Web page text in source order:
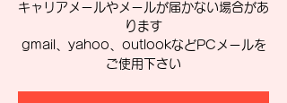
キャリアメールやメールが届かない場合があ
ります
gmail、yahoo、outlookなどPCメールを
ご使用下さい